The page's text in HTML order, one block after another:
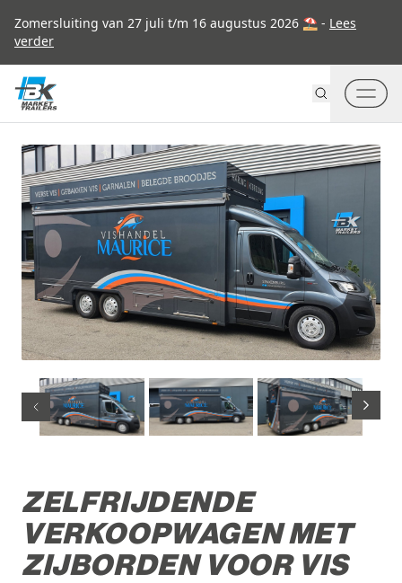
Zomersluiting van 27 juli t/m 16 augustus 2026 ⛱ - Lees
verder
ZELFRIJDENDE
VERKOOPWAGEN MET
ZIJBORDEN VOOR VIS